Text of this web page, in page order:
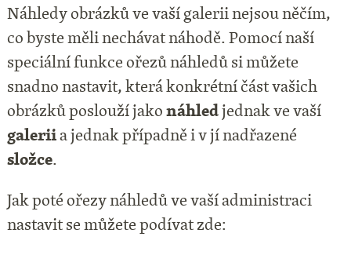
Náhledy obrázků ve vaší galerii nejsou něčím,
co byste měli nechávat náhodě. Pomocí naší
speciální funkce ořezů náhledů si můžete
snadno nastavit, která konkrétní část vašich
obrázků poslouží jakonáhledjednak ve vaší
galeriia jednak případně i v jí nadřazené
složce.
Jak poté ořezy náhledů ve vaší administraci
nastavit se můžete podívat zde: